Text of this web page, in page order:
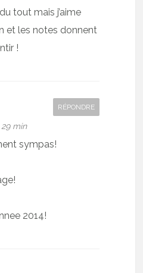
tout mais j’aime
et les notes donnent
!
29 min
RÉPONDRE
sympas!
2014!